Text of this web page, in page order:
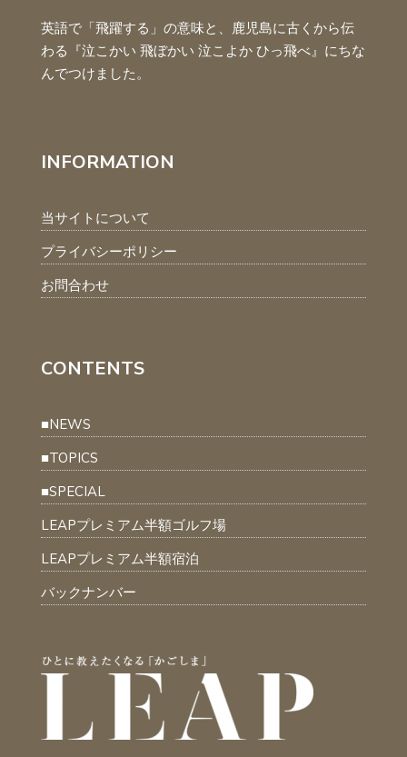
英語で「飛躍する」の意味と、鹿児島に古くから伝
わる『泣こかい 飛ぼかい 泣こよか ひっ飛べ』にちな
んでつけました。
INFORMATION
当サイトについて
プライバシーポリシー
お問合わせ
CONTENTS
■NEWS
■TOPICS
■SPECIAL
LEAPプレミアム半額ゴルフ場
LEAPプレミアム半額宿泊
バックナンバー